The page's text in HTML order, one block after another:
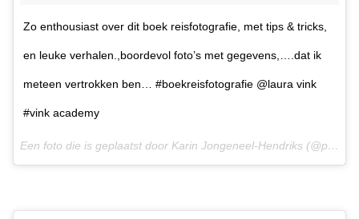
Zo enthousiast over dit boek reisfotografie, met tips & tricks,
en leuke verhalen.,boordevol foto’s met gegevens,….dat ik
meteen vertrokken ben… #boekreisfotografie @laura vink
#vink academy
Een foto die is geplaatst door Karin Jongeneel-Hendriks (@pindakaatje69) op